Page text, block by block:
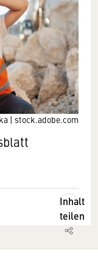
| stock.adobe.com
Inhalt
teilen